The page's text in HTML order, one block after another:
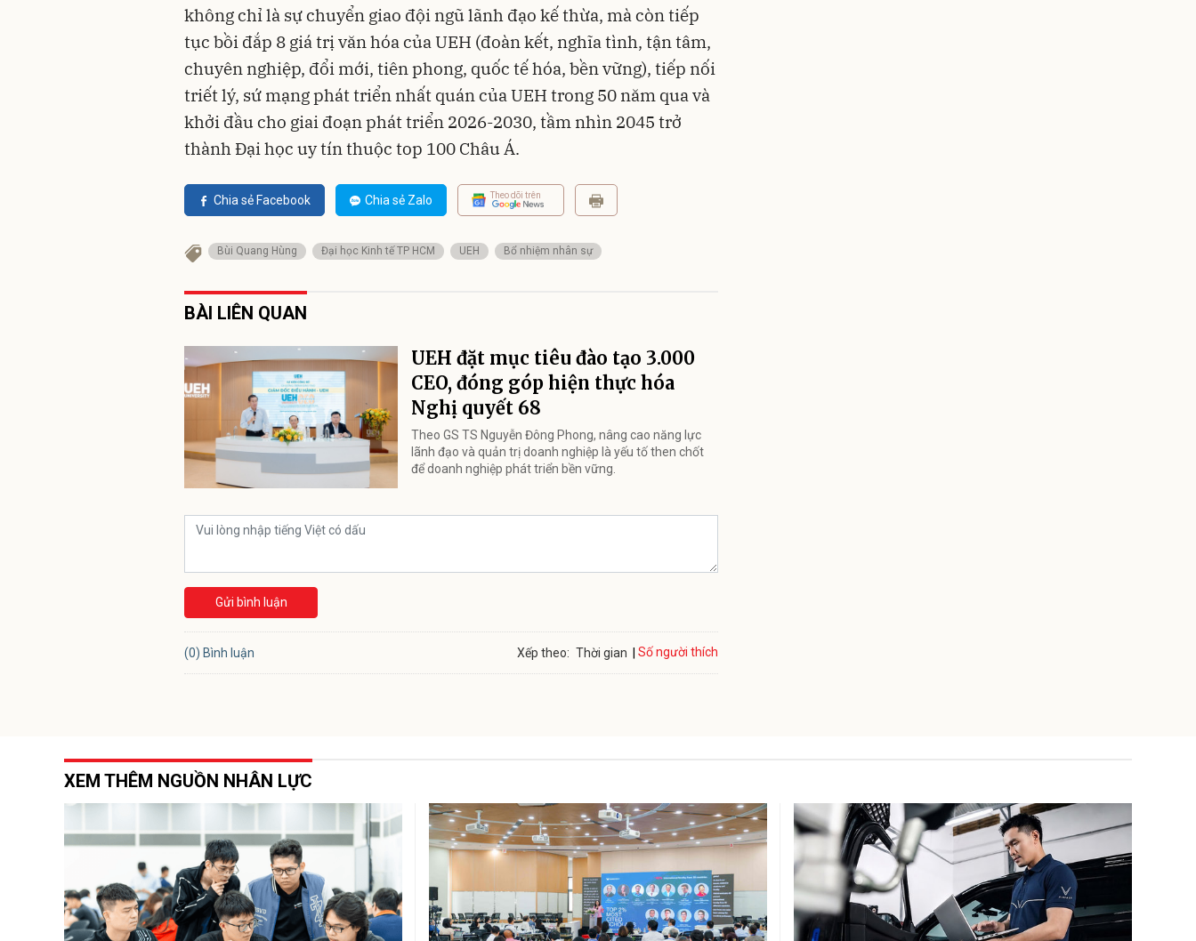
không chỉ là sự chuyển giao đội ngũ lãnh đạo kế thừa, mà còn tiếp
tục bồi đắp 8 giá trị văn hóa của UEH (đoàn kết, nghĩa tình, tận tâm,
chuyên nghiệp, đổi mới, tiên phong, quốc tế hóa, bền vững), tiếp nối
triết lý, sứ mạng phát triển nhất quán của UEH trong 50 năm qua và
khởi đầu cho giai đoạn phát triển 2026-2030, tầm nhìn 2045 trở
thành Đại học uy tín thuộc top 100 Châu Á.
Chia sẻ Facebook Chia sẻ Zalo Theo dõi trên
Bùi Quang Hùng Đại học Kinh tế TP HCM UEH Bổ nhiệm nhân sự
BÀI LIÊN QUAN
UEH đặt mục tiêu đào tạo 3.000
CEO, đóng góp hiện thực hóa
Nghị quyết 68
Theo GS TS Nguyễn Đông Phong, nâng cao năng lực
lãnh đạo và quản trị doanh nghiệp là yếu tố then chốt
để doanh nghiệp phát triển bền vững.
Gửi bình luận
(0) Bình luận Xếp theo: Thời gian Số người thích
XEM THÊM NGUỒN NHÂN LỰC